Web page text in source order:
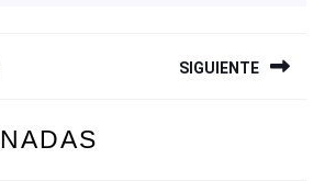
SIGUIENTE
entrada: